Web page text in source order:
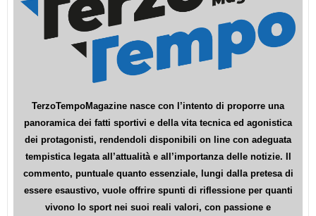
TerzoTempoMagazine nasce con l’intento di proporre una
panoramica dei fatti sportivi e della vita tecnica ed agonistica
dei protagonisti, rendendoli disponibili on line con adeguata
tempistica legata all’attualità e all’importanza delle notizie. Il
commento, puntuale quanto essenziale, lungi dalla pretesa di
essere esaustivo, vuole offrire spunti di riflessione per quanti
vivono lo sport nei suoi reali valori, con passione e